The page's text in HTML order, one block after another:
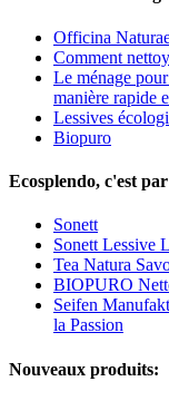
Officina
Comment
Le ménage
manière rapide
Lessives
Biopuro
Ecosplendo, c'est
Sonett
Sonett Lessive
Tea Natura
BIOPURO
Seifen
la Passion
Nouveaux produits: